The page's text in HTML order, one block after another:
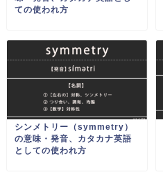
ての使われ方
シンメトリー（symmetry）
の意味・発音、カタカナ英語
としての使われ方